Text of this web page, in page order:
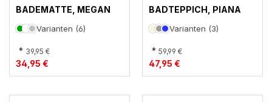
BADEMATTE, MEGAN
Varianten (6)
* 39,95 €
34,95 €
BADTEPPICH, PIANA
Varianten (3)
* 59,99 €
47,95 €